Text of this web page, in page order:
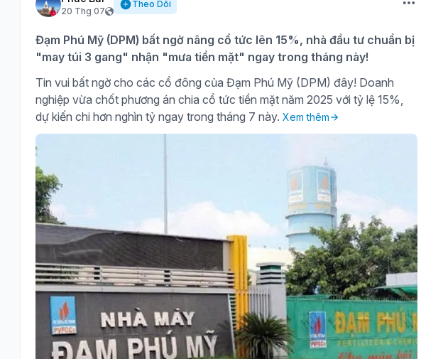
20 Thg 07
Theo Dõi
Đạm Phú Mỹ (DPM) bất ngờ nâng cổ tức lên 15%, nhà đầu tư chuẩn bị
"may túi 3 gang" nhận "mưa tiền mặt" ngay trong tháng này!
Tin vui bất ngờ cho các cổ đông của Đạm Phú Mỹ (DPM) đây! Doanh
nghiệp vừa chốt phương án chia cổ tức tiền mặt năm 2025 với tỷ lệ 15%,
dự kiến chi hơn nghìn tỷ ngay trong tháng 7 này. Xem thêm